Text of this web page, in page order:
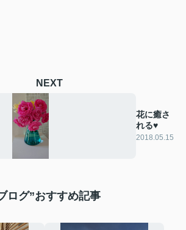
NEXT
花に癒さ
れる♥
2018.05.15
ログ”おすすめ記事